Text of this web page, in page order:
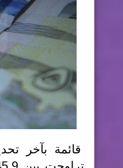
قائمة بآخر